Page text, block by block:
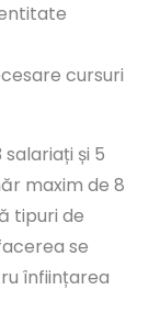
cursuri
și 5
maxim de 8
tipuri de
se
înființarea